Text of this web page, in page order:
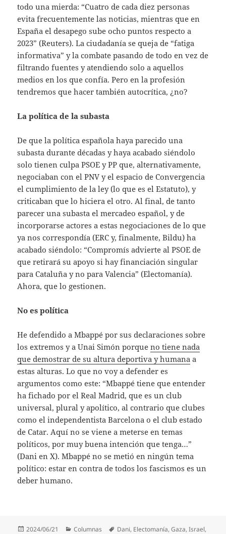
todo una mierda: “Cuatro de cada diez personas
evita frecuentemente las noticias, mientras que en
España el desapego sube ocho puntos respecto a
2023” (Reuters). La ciudadanía se queja de “fatiga
informativa” y la combate pasando de todo en vez de
filtrando fuentes y atendiendo solo a aquellos
medios en los que confía. Pero en la profesión
tendremos que hacer también autocrítica, ¿no?
La política de la subasta
De que la política española haya parecido una
subasta durante décadas y haya acabado siéndolo
solo tienen culpa PSOE y PP que, alternativamente,
negociaban con el PNV y el espacio de Convergencia
el cumplimiento de la ley (lo que es el Estatuto), y
criticaban que lo hiciera el otro. Al final, de tanto
parecer una subasta el mercadeo español, y de
incorporarse actores a estas negociaciones de lo que
ya nos correspondía (ERC y, finalmente, Bildu) ha
acabado siéndolo: “Compromís advierte al PSOE de
que retirará su apoyo si hay financiación singular
para Cataluña y no para Valencia” (Electomanía).
Ahora, que lo gestionen.
No es política
He defendido a Mbappé por sus declaraciones sobre
los extremos y a Unai Simón porqueno tiene nada
que demostrar de su altura deportiva y humana a
estas alturas. Lo que no voy a defender es
argumentos como este: “Mbappé tiene que entender
ha fichado por el Real Madrid, que es un club
universal, plural y apolítico, al contrario que clubes
como el independentista Barcelona o el club estado
de Catar. Aquí no se viene a meterse en temas
políticos, por muy buena intención que tenga…”
(Dani en X). Mbappé no se metió en ningún tema
político: estar en contra de todos los fascismos es un
deber humano.
Publicado
2024/06/21 Categorías
Columnas Etiquetas
Dani, Electomanía,Gaza,Israel,